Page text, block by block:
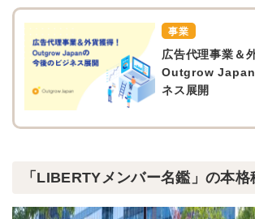
事業
広告代理事業＆
Outgrow Japan
ネス展開
「LIBERTYメンバー名鑑」の本格